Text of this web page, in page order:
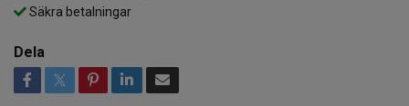
Säkra betalningar
Dela